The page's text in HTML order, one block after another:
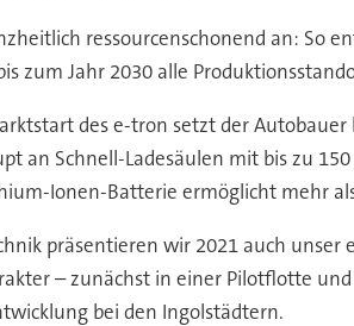
ressourcenschonend an: So
zum Jahr 2030 alle
des e-tron setzt der
an Schnell-Ladesäulen mit bis zu
Ionen-Batterie ermöglicht mehr
präsentieren wir 2021 auch
– zunächst in einer Pilotflotte
bei den Ingolstädtern.